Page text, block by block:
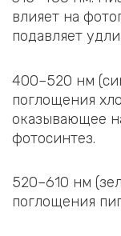
влияет на
подавляет
400–520 нм
поглощения
оказывающее
фотосинтез.
520–610 нм
поглощения